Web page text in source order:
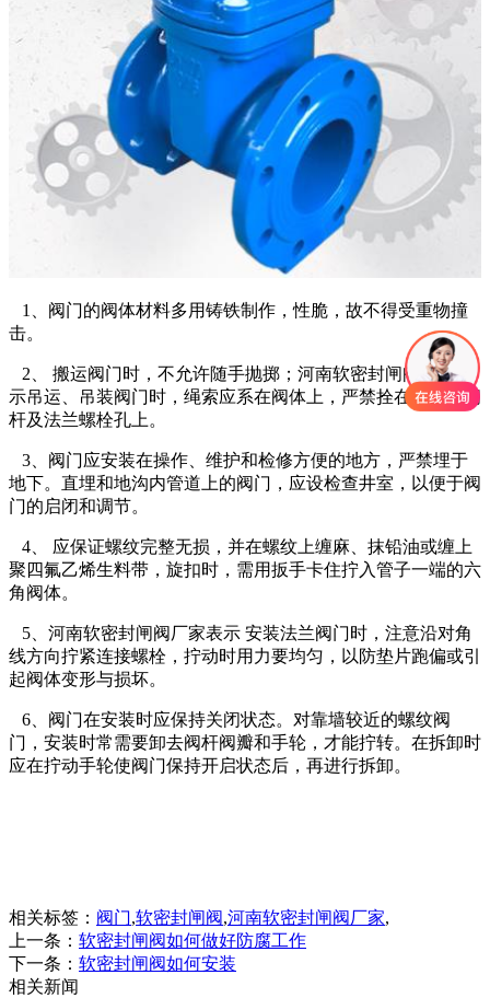
1、阀门的阀体材料多用铸铁制作，性脆，故不得受重物撞
击。
2、 搬运阀门时，不允许随手抛掷；河南软密封闸阀厂家表
示吊运、吊装阀门时，绳索应系在阀体上，严禁拴在手轮、阀
杆及法兰螺栓孔上。
3、阀门应安装在操作、维护和检修方便的地方，严禁埋于
地下。直埋和地沟内管道上的阀门，应设检查井室，以便于阀
门的启闭和调节。
4、 应保证螺纹完整无损，并在螺纹上缠麻、抹铅油或缠上
聚四氟乙烯生料带，旋扣时，需用扳手卡住拧入管子一端的六
角阀体。
5、河南软密封闸阀厂家表示 安装法兰阀门时，注意沿对角
线方向拧紧连接螺栓，拧动时用力要均匀，以防垫片跑偏或引
起阀体变形与损坏。
6、阀门在安装时应保持关闭状态。对靠墙较近的螺纹阀
门，安装时常需要卸去阀杆阀瓣和手轮，才能拧转。在拆卸时
应在拧动手轮使阀门保持开启状态后，再进行拆卸。
相关标签： 阀门,软密封闸阀,河南软密封闸阀厂家,
上一条： 软密封闸阀如何做好防腐工作
下一条： 软密封闸阀如何安装
相关新闻